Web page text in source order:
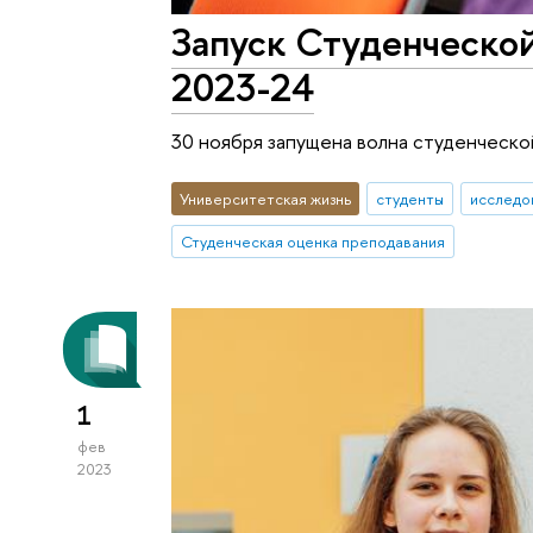
Запуск
2023-24
30 ноября запущена волна
Университетская жизнь студенты
Студенческая оценка преподавания
1
фев
2023